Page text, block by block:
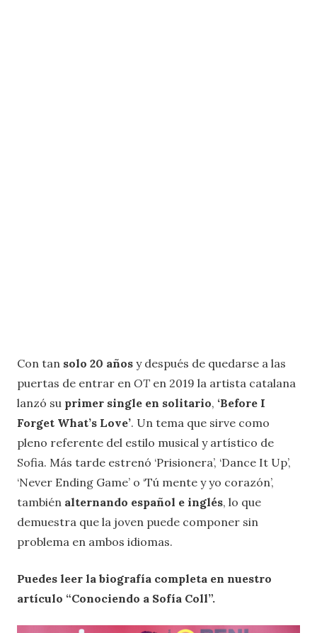
Con tan solo 20 años y después de quedarse a las
puertas de entrar en OT en 2019 la artista catalana
lanzó su primer single en solitario, ‘Before I
Forget What’s Love’. Un tema que sirve como
pleno referente del estilo musical y artístico de
Sofia. Más tarde estrenó ‘Prisionera’, ‘Dance It Up’,
‘Never Ending Game’ o ‘Tú mente y yo corazón’,
también alternando español e inglés, lo que
demuestra que la joven puede componer sin
problema en ambos idiomas.
Puedes leer la biografía completa en nuestro
artículo “Conociendo a Sofía Coll”.